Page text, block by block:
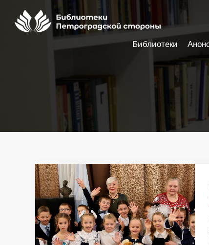
Библиотеки
Настройки доступности